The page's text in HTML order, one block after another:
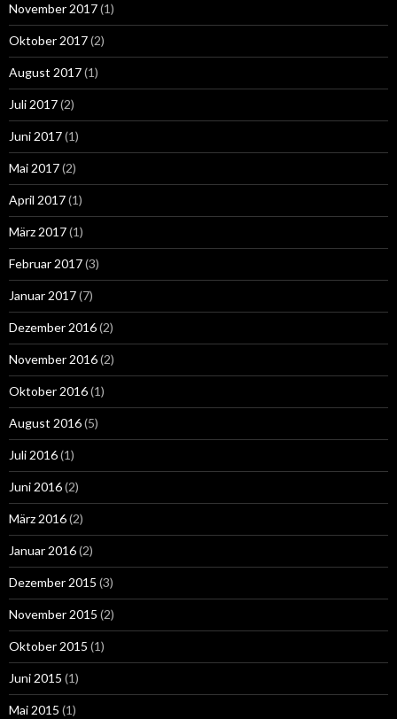
November 2017(1)
Oktober 2017(2)
August 2017(1)
Juli 2017(2)
Juni 2017(1)
Mai 2017(2)
April 2017(1)
März 2017(1)
Februar 2017(3)
Januar 2017(7)
Dezember 2016(2)
November 2016(2)
Oktober 2016(1)
August 2016(5)
Juli 2016(1)
Juni 2016(2)
März 2016(2)
Januar 2016(2)
Dezember 2015 (3)
November 2015 (2)
Oktober 2015 (1)
Juni 2015 (1)
Mai 2015 (1)